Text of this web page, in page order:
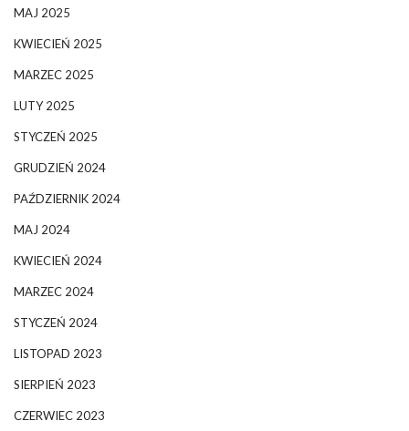
MAJ 2025
KWIECIEŃ 2025
MARZEC 2025
LUTY 2025
STYCZEŃ 2025
GRUDZIEŃ 2024
PAŹDZIERNIK 2024
MAJ 2024
KWIECIEŃ 2024
MARZEC 2024
STYCZEŃ 2024
LISTOPAD 2023
SIERPIEŃ 2023
CZERWIEC 2023